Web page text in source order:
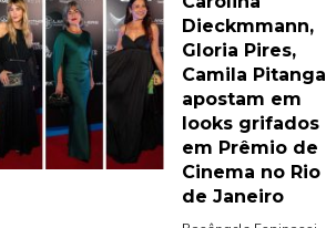
Dieckmmann,
Gloria Pires,
Camila Pitanga
apostam em
looks grifados
em Prêmio de
Cinema no Rio
de Janeiro